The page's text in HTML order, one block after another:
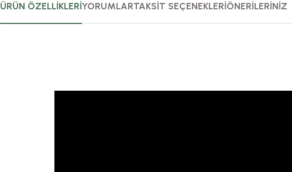
ÜRÜN ÖZELLİKLERİYORUMLARTAKSİT SEÇENEKLERİÖNERİLERİNİZ